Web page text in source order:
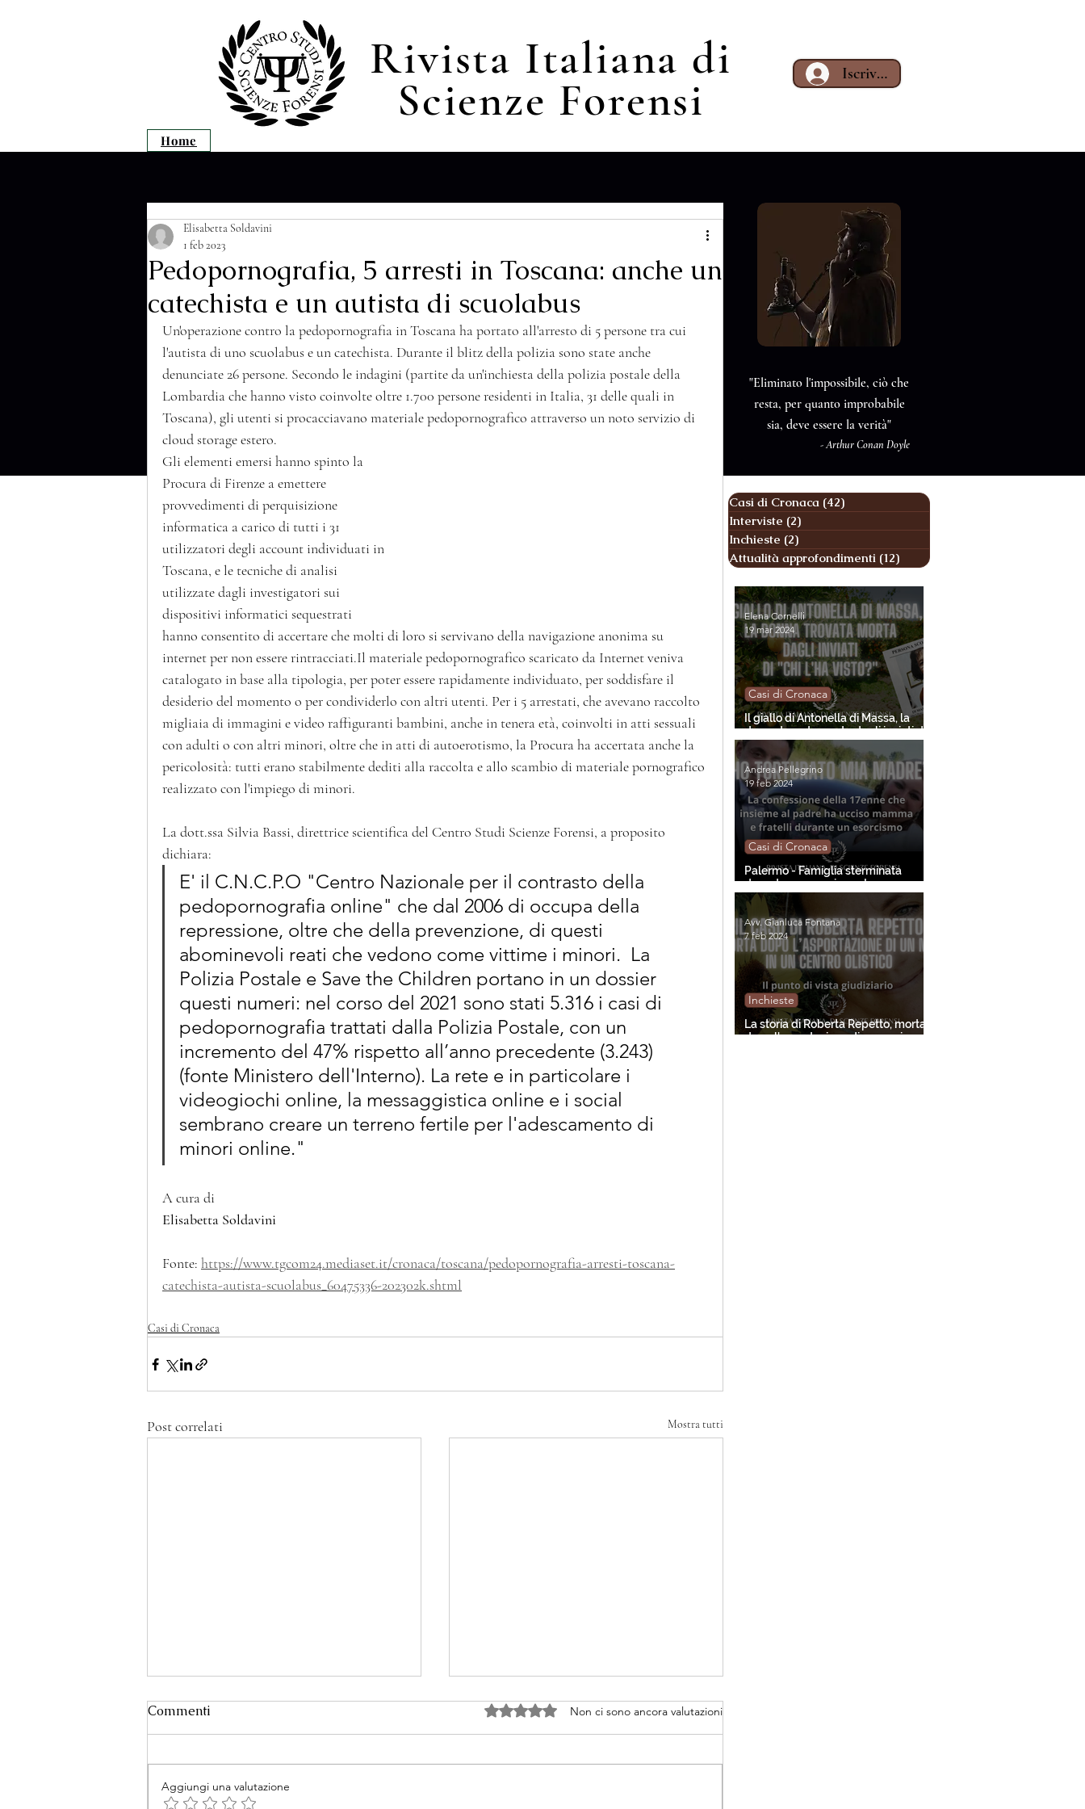
Rivista Italiana di
Scienze Forensi Iscriviti
Home
"Eliminato l'impossibile, ciò che
resta, per quanto improbabile
sia, deve essere la verità"
- Arthur Conan Doyle
Casi di Cronaca (42)
Interviste (2)
Inchieste (2)
Attualità approfondimenti (12) 12 post
Il giallo di Antonella di Massa, la
donna trovata morta dagli inviati di
"Chi l'ha visto?"
Casi di Cronaca
Elena Cornelli
19 mar 2024
Palermo - Famiglia sterminata
durante un esorcismo. La
confessione della minore
sopravvissuta.
Casi di Cronaca
Andrea Pellegrino
19 feb 2024
La storia di Roberta Repetto, morta
dopo l'asportazione di un neo in un
Inchieste
Avv. Gianluca Fontana
7 feb 2024
Pedopornografia, 5 arresti in Toscana: anche un
catechista e un autista di scuolabus
Elisabetta Soldavini
1 feb 2023
Un'operazione contro la pedopornografia in Toscana ha portato all'arresto di 5 persone tra cui
l'autista di uno scuolabus e un catechista. Durante il blitz della polizia sono state anche
denunciate 26 persone. Secondo le indagini (partite da un'inchiesta della polizia postale della
Lombardia che hanno visto coinvolte oltre 1.700 persone residenti in Italia, 31 delle quali in
Toscana), gli utenti si procacciavano materiale pedopornografico attraverso un noto servizio di
cloud storage estero.
Gli elementi emersi hanno spinto la
Procura di Firenze a emettere
provvedimenti di perquisizione
informatica a carico di tutti i 31
utilizzatori degli account individuati in
Toscana, e le tecniche di analisi
utilizzate dagli investigatori sui
dispositivi informatici sequestrati
hanno consentito di accertare che molti di loro si servivano della navigazione anonima su
internet per non essere rintracciati.Il materiale pedopornografico scaricato da Internet veniva
catalogato in base alla tipologia, per poter essere rapidamente individuato, per soddisfare il
desiderio del momento o per condividerlo con altri utenti. Per i 5 arrestati, che avevano raccolto
migliaia di immagini e video raffiguranti bambini, anche in tenera età, coinvolti in atti sessuali
con adulti o con altri minori, oltre che in atti di autoerotismo, la Procura ha accertata anche la
pericolosità: tutti erano stabilmente dediti alla raccolta e allo scambio di materiale pornografico
realizzato con l'impiego di minori.
La dott.ssa Silvia Bassi, direttrice scientifica del Centro Studi Scienze Forensi, a proposito
dichiara:
E' il C.N.C.P.O "Centro Nazionale per il contrasto della
pedopornografia online" che dal 2006 di occupa della
repressione, oltre che della prevenzione, di questi
abominevoli reati che vedono come vittime i minori.  La
Polizia Postale e Save the Children portano in un dossier
questi numeri: nel corso del 2021 sono stati 5.316 i casi di
pedopornografia trattati dalla Polizia Postale, con un
incremento del 47% rispetto all’anno precedente (3.243)
(fonte Ministero dell'Interno). La rete e in particolare i
videogiochi online, la messaggistica online e i social
sembrano creare un terreno fertile per l'adescamento di
minori online."
A cura di
Elisabetta Soldavini
Fonte: https://www.tgcom24.mediaset.it/cronaca/toscana/pedopornografia-arresti-toscana-
catechista-autista-scuolabus_60475336-202302k.shtml
Casi di Cronaca
Post correlati Mostra tutti
Commenti Valutazione 0 stelle su 5.Non ci sono ancora valutazioni
Aggiungi una valutazione